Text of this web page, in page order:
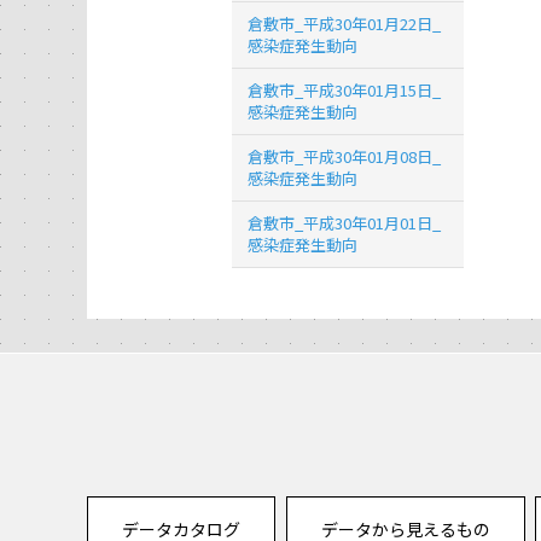
倉敷市_平成30年01月22日_
感染症発生動向
倉敷市_平成30年01月15日_
感染症発生動向
倉敷市_平成30年01月08日_
感染症発生動向
倉敷市_平成30年01月01日_
感染症発生動向
データカタログ データから見えるもの